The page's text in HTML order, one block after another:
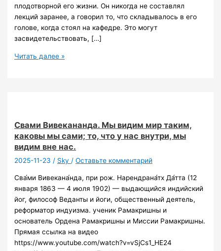
плодотворной его жизни. Он никогда не составлял
лекций заранее, а говорил то, что складывалось в его
голове, когда стоял на кафедре. Это могут
засвидетельствовать, […]
202
Читать далее »
Свами Вивекананда. Мы видим мир таким,
каковы мы сами; то, что у нас внутри, мы
видим вне нас.
2025-11-23 / Sky /Оставьте комментарий
Сва́ми Вивекана́нда, при рож. Нарендрана́тх Да́тта (12
января 1863 — 4 июля 1902) — выдающийся индийский
йог, философ Веданты и йоги, общественный деятель,
реформатор индуизма. ученик Рамакришны и
основатель Ордена Рамакришны и Миссии Рамакришны.
Прямая ссылка на видео
https://www.youtube.com/watch?v=vSjCs1_HE24